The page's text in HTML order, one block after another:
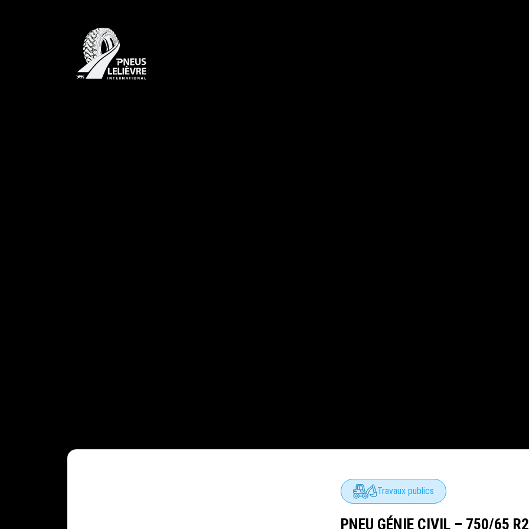
Travaux publics
PNEU GÉNIE CIVIL – 750/65